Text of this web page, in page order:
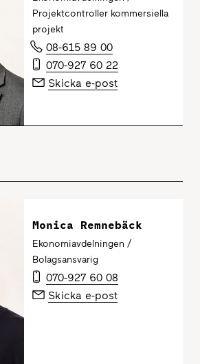
Projektcontroller kommersiella
projekt
08-615 89 00
070-927 60 22
Skicka e-post
Monica Remnebäck
Ekonomiavdelningen /
Bolagsansvarig
070-927 60 08
Skicka e-post